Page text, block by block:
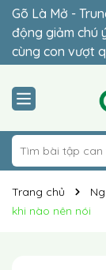
Gõ Là Mở -
động giảm chú
cùng con vượt
Đừng để lỡ thời
định sự hòa
hợp giúp trẻ
Trang chủ
khi nào nên nói